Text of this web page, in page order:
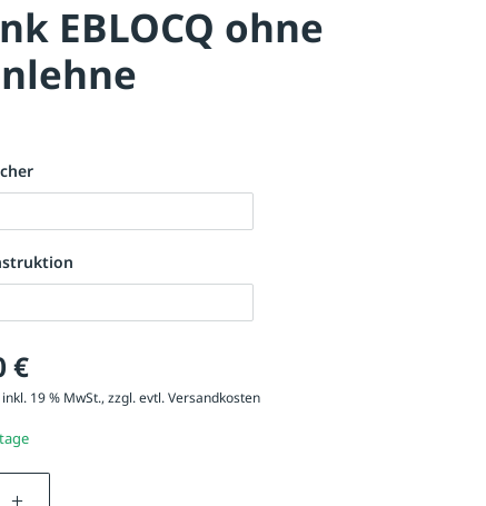
EBLOCQ ohne
€
19 % MwSt., zzgl. evtl.Versandkosten
Gib den gewünschten Wert ein oder